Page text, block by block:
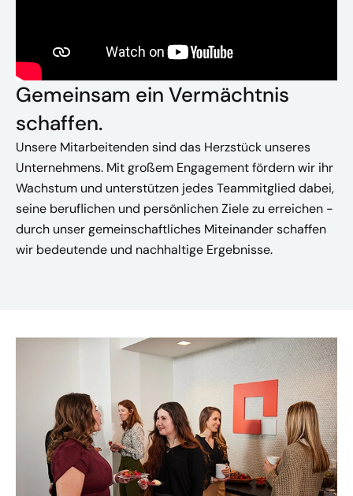
Gemeinsam ein Vermächtnis
schaffen.
Unsere Mitarbeitenden sind das Herzstück unseres
Unternehmens. Mit großem Engagement fördern wir ihr
Wachstum und unterstützen jedes Teammitglied dabei,
seine beruflichen und persönlichen Ziele zu erreichen -
durch unser gemeinschaftliches Miteinander schaffen
wir bedeutende und nachhaltige Ergebnisse.